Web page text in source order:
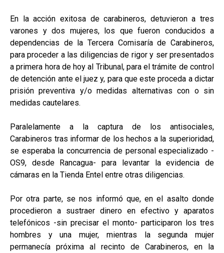
En la acción exitosa de carabineros, detuvieron a tres
varones y dos mujeres, los que fueron conducidos a
dependencias de la Tercera Comisaría de Carabineros,
para proceder a las diligencias de rigor y ser presentados
a primera hora de hoy al Tribunal, para el trámite de control
de detención ante el juez y, para que este proceda a dictar
prisión preventiva y/o medidas alternativas con o sin
medidas cautelares.
Paralelamente a la captura de los antisociales,
Carabineros tras informar de los hechos a la superioridad,
se esperaba la concurrencia de personal especializado -
OS9, desde Rancagua- para levantar la evidencia de
cámaras en la Tienda Entel entre otras diligencias.
Por otra parte, se nos informó que, en el asalto donde
procedieron a sustraer dinero en efectivo y aparatos
telefónicos -sin precisar el monto- participaron los tres
hombres y una mujer, mientras la segunda mujer
permanecía próxima al recinto de Carabineros, en la